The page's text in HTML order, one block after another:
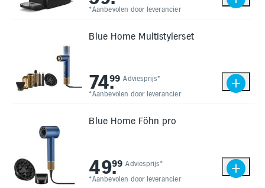
Elektronica
Kids en Baby
Persoonlijke verzorging
Onderweg en Reizen
Sport, Spel en Bewegen
*Aanbevolen door leverancier
Blue Home Multistylerset
Adviesprijs*
*Aanbevolen door leverancier
74.
99
Blue Home Föhn pro
Adviesprijs*
*Aanbevolen door leverancier
49.
99